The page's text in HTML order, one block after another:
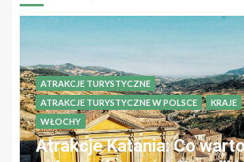
ATRAKCJE TURYSTYCZNE
ATRAKCJE TURYSTYCZNE W POLSCE
KRAJE
WŁOCHY
Atrakcje Katania: Co